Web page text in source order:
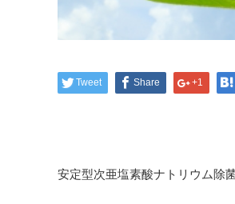
Tweet Share +1
安定型次亜塩素酸ナトリウム除